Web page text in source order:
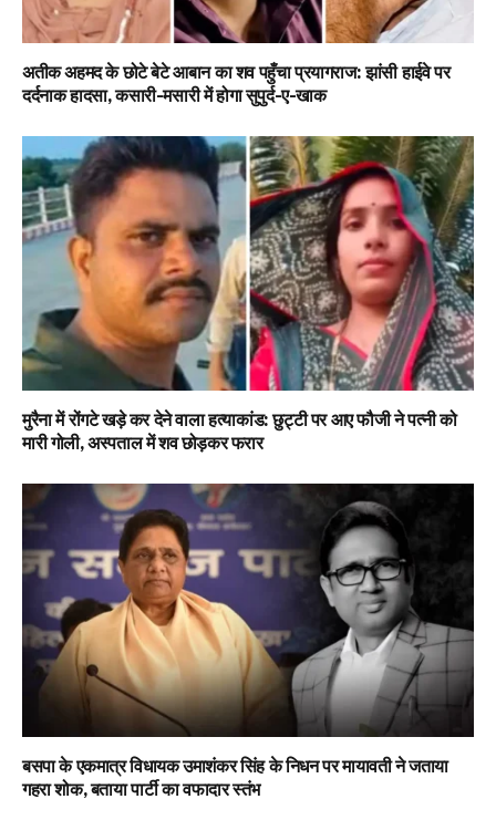
अतीक अहमद के छोटे बेटे आबान का शव पहुँचा प्रयागराज: झांसी हाईवे पर
दर्दनाक हादसा, कसारी-मसारी में होगा सुपुर्द-ए-खाक
मुरैना में रोंगटे खड़े कर देने वाला हत्याकांड: छुट्टी पर आए फौजी ने पत्नी को
मारी गोली, अस्पताल में शव छोड़कर फरार
बसपा के एकमात्र विधायक उमाशंकर सिंह के निधन पर मायावती ने जताया
गहरा शोक, बताया पार्टी का वफादार स्तंभ